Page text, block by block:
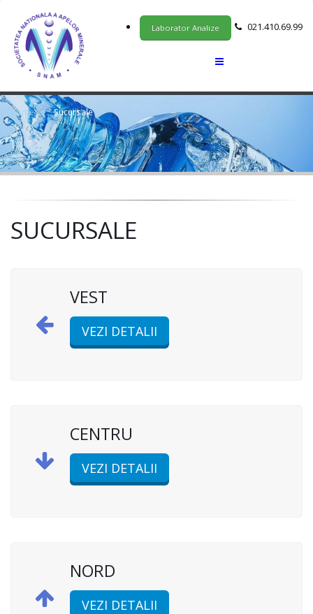
Laborator Analize 021.410.69.99
Home Sucursale
SUCURSALE
VEST
VEZI DETALII
CENTRU
VEZI DETALII
NORD
VEZI DETALII